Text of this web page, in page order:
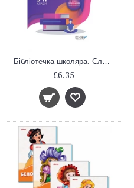
Бібліотечка школяра. Словник труднощів сучасної української мови. 5–11-й класи. КДН007
£6.35